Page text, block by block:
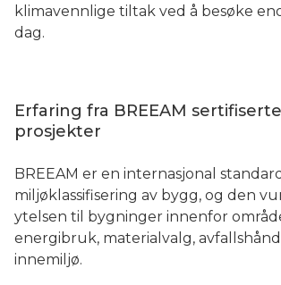
klimavennlige tiltak ved å besøke
dag.
Erfaring fra BREEAM sertifiserte
prosjekter
BREEAM er en internasjonal
miljøklassifisering av bygg, og den
ytelsen til bygninger innenfor
energibruk, materialvalg,
innemiljø.